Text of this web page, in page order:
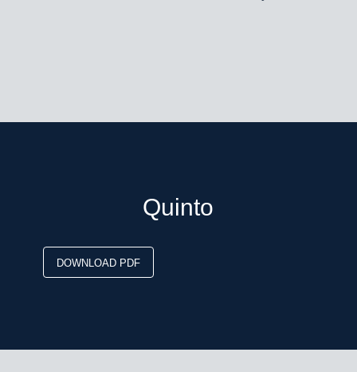
Quinto
DOWNLOAD PDF